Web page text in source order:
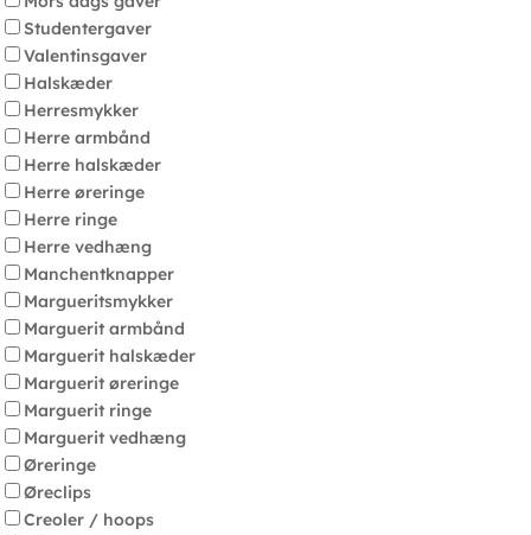
Studentergaver
Valentinsgaver
Halskæder
Herresmykker
Herre armbånd
Herre halskæder
Herre øreringe
Herre ringe
Herre vedhæng
Manchentknapper
Margueritsmykker
Marguerit armbånd
Marguerit halskæder
Marguerit øreringe
Marguerit ringe
Marguerit vedhæng
Øreringe
Øreclips
Creoler / hoops